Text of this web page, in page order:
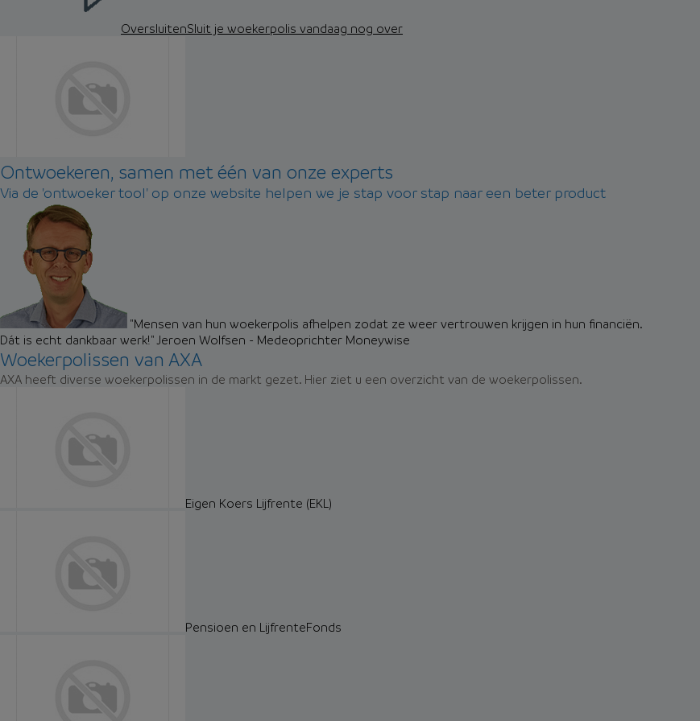
OversluitenSluit je woekerpolis vandaag nog over
Ontwoekeren, samen met één van onze experts
Via de 'ontwoeker tool' op onze website helpen we je stap voor stap naar een beter product
"Mensen van hun woekerpolis afhelpen zodat ze weer vertrouwen krijgen in hun financiën.
Dát is echt dankbaar werk!"Jeroen Wolfsen - Medeoprichter Moneywise
Woekerpolissen van AXA
AXA heeft diverse woekerpolissen in de markt gezet. Hier ziet u een overzicht van de woekerpolissen.
Eigen Koers Lijfrente (EKL)
Pensioen en LijfrenteFonds